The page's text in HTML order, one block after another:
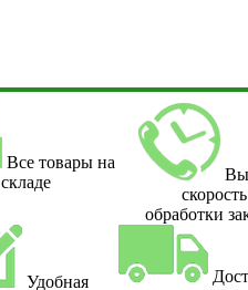
Все товары на
складе
скорость
обработки
Удобная